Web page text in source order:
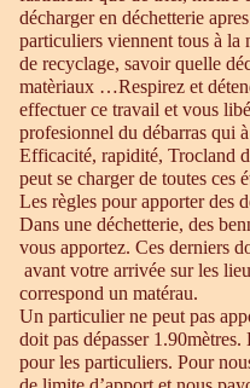
décharger en déchetterie
particuliers viennent tous à la
de recyclage, savoir quelle
matèriaux …Respirez et
effectuer ce travail et vous
profesionnel du débarras qui
Efficacité, rapidité, Trocland
peut se charger de toutes ces
Les règles pour apporter des
Dans une déchetterie, des
vous apportez. Ces derniers
avant votre arrivée sur les
correspond un matérau.
Un particulier ne peut pas
doit pas dépasser
pour les particuliers. Pour